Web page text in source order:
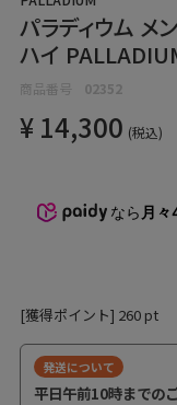
パラディウム メ
ハイ
商品番号 02352
¥ 14,300 税込
なら 月
[獲得ポイント] 260 pt
発送について
平日午前10時までの